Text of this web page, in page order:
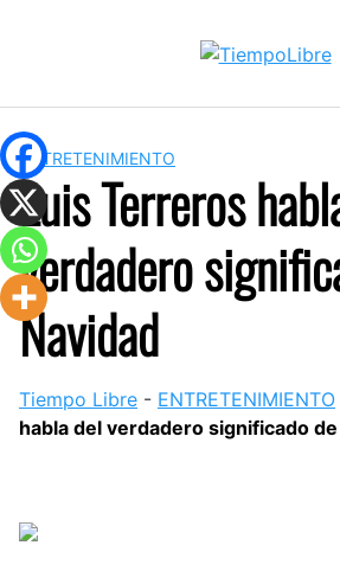
ENTRETENIMIENTO
Luis Terreros
verdadero
Navidad
Tiempo Libre - ENTRETENIMIENTO
habla del verdadero significado